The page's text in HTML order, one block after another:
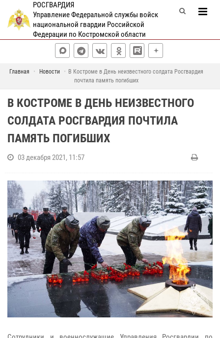
РОСГВАРДИЯ
Управление Федеральной службы войск
национальной гвардии Российской
Федерации по Костромской области
Главная Новости
В Костроме в День неизвестного солдата Росгвардия
почтила память погибших
В КОСТРОМЕ В ДЕНЬ НЕИЗВЕСТНОГО
СОЛДАТА РОСГВАРДИЯ ПОЧТИЛА
ПАМЯТЬ ПОГИБШИХ
03 декабря 2021, 11:57